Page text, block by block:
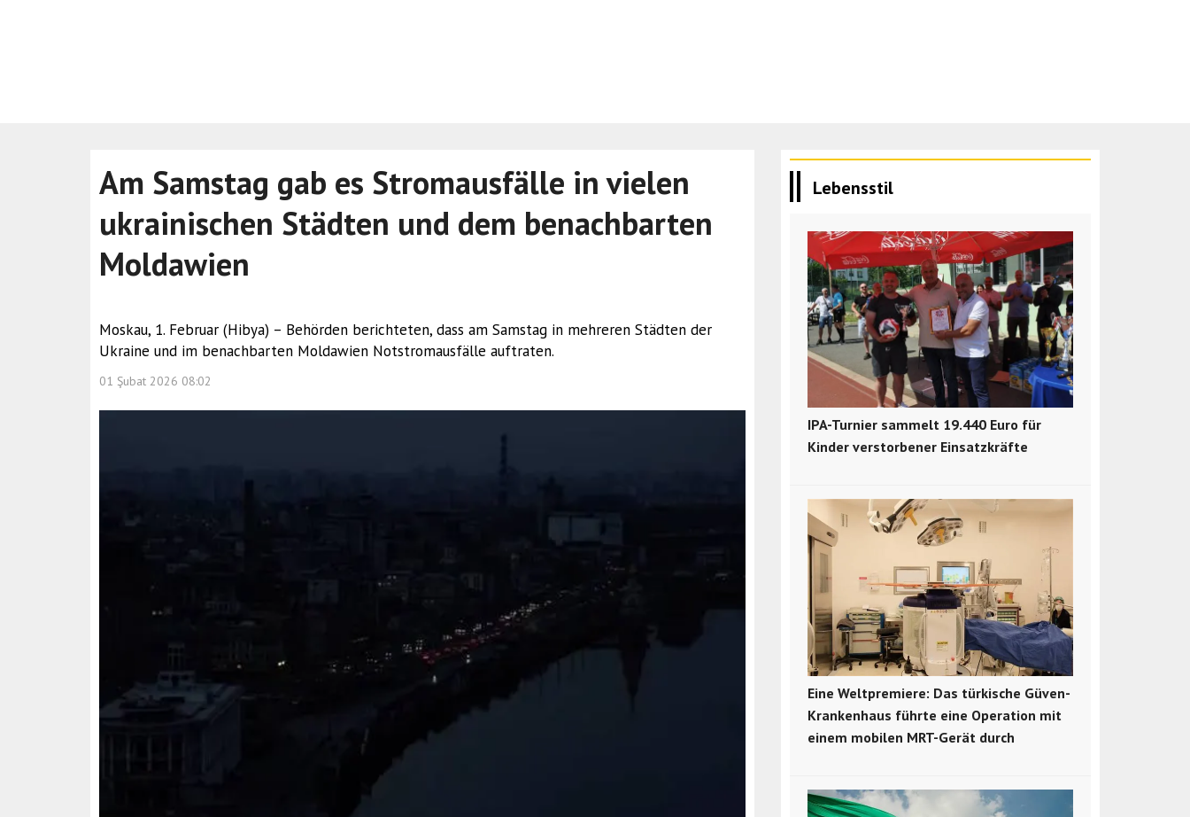
Am Samstag gab es Stromausfälle in vielen
ukrainischen Städten und dem benachbarten
Moldawien
Moskau, 1. Februar (Hibya) – Behörden berichteten, dass am Samstag in mehreren Städten der
Ukraine und im benachbarten Moldawien Notstromausfälle auftraten.
01 Şubat 2026 08:02
Lebensstil
IPA-Turnier sammelt 19.440 Euro für
Kinder verstorbener Einsatzkräfte
Eine Weltpremiere: Das türkische Güven-
Krankenhaus führte eine Operation mit
einem mobilen MRT-Gerät durch